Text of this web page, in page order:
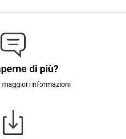
di più?
maggiori informazioni